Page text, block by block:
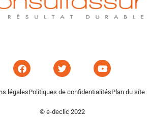
légalesPolitiques de confidentialitésPlan du site
© e-declic 2022